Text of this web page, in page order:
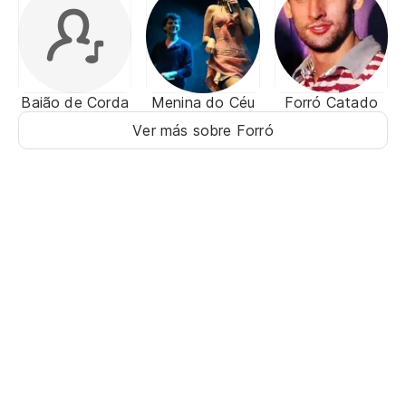
Baião de Corda Menina do Céu
Forró Catado
Ver más sobre Forró